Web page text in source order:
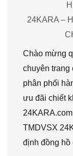
24KARA –
Chào mừng
chuyên trang
phân phối
ưu đãi chiết
TMDVSX
định đồng hồ